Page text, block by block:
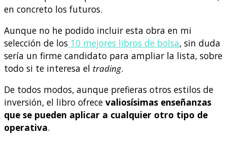
en concreto los futuros.
Aunque no he podido incluir esta obra en mi
selección de los 10 mejores libros de bolsa, sin duda
sería un firme candidato para ampliar la lista, sobre
todo si te interesa el trading.
De todos modos, aunque prefieras otros estilos de
inversión, el libro ofrece valiosísimas enseñanzas
que se pueden aplicar a cualquier otro tipo de
operativa.